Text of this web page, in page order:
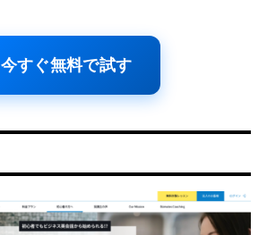
今すぐ無料で試す